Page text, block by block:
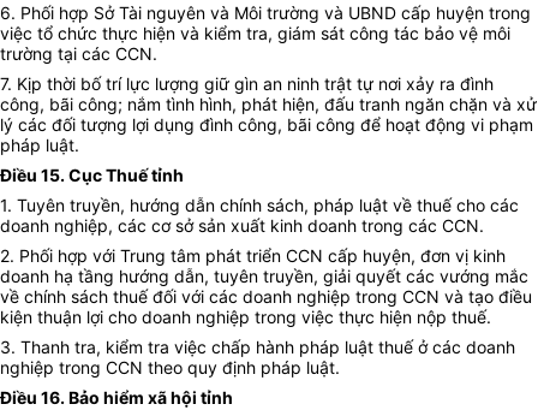
6. Phối hợp Sở Tài nguyên và Môi trường và UBND cấp huyện trong
việc tổ chức thực hiện và kiểm tra, giám sát công tác bảo vệ môi
trường tại các CCN.
7. Kịp thời bố trí lực lượng giữ gìn an ninh trật tự nơi xảy ra đình
công, bãi công; nắm tình hình, phát hiện, đấu tranh ngăn chặn và xử
lý các đối tượng lợi dụng đình công, bãi công để hoạt động vi phạm
pháp luật.
Điều 15. Cục Thuế tỉnh
1. Tuyên truyền, hướng dẫn chính sách, pháp luật về thuế cho các
doanh nghiệp, các cơ sở sản xuất kinh doanh trong các CCN.
2. Phối hợp với Trung tâm phát triển CCN cấp huyện, đơn vị kinh
doanh hạ tầng hướng dẫn, tuyên truyền, giải quyết các vướng mắc
về chính sách thuế đối với các doanh nghiệp trong CCN và tạo điều
kiện thuận lợi cho doanh nghiệp trong việc thực hiện nộp thuế.
3. Thanh tra, kiểm tra việc chấp hành pháp luật thuế ở các doanh
nghiệp trong CCN theo quy định pháp luật.
Điều 16. Bảo hiểm xã hội tỉnh